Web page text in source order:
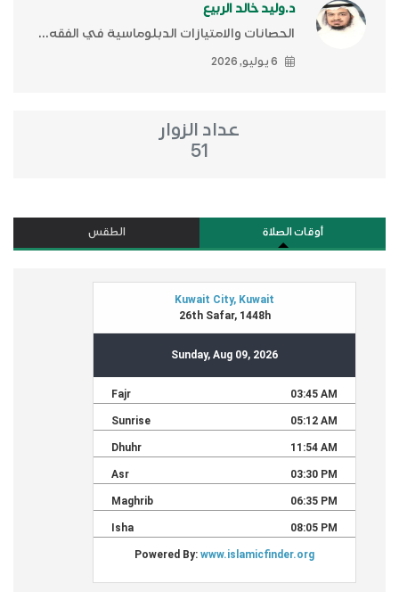
د.وليد خالد الربيع
الحصانات والامتيازات الدبلوماسية في الفقه...
6 يوليو, 2026
عداد الزوار
51
أوقات الصلاة الطقس